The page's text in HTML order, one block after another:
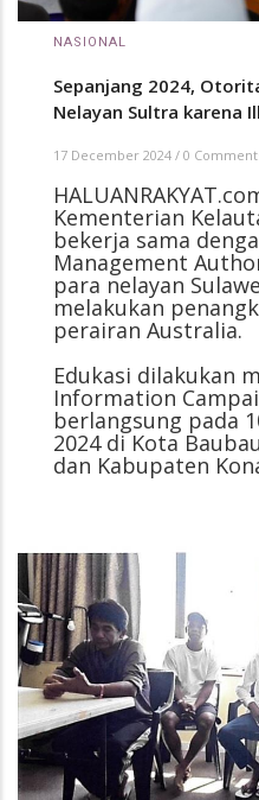
NASIONAL
Sepanjang 2024,
Nelayan Sultra karena
17 December 2024 / 0
Kementerian
bekerja sama
Management
para nelayan
melakukan
perairan Australia.
Edukasi dilakukan
Information
berlangsung pada
2024 di Kota
dan Kabupaten